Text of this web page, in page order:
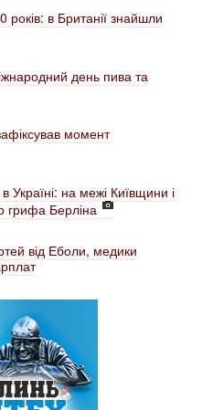
в Британії знайшли
день пива та
момент
Україні: на межі Київщини і
грифа Берліна
від Еболи, медики